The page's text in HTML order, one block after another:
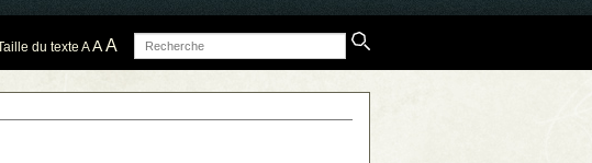
du texte A AA Recherche